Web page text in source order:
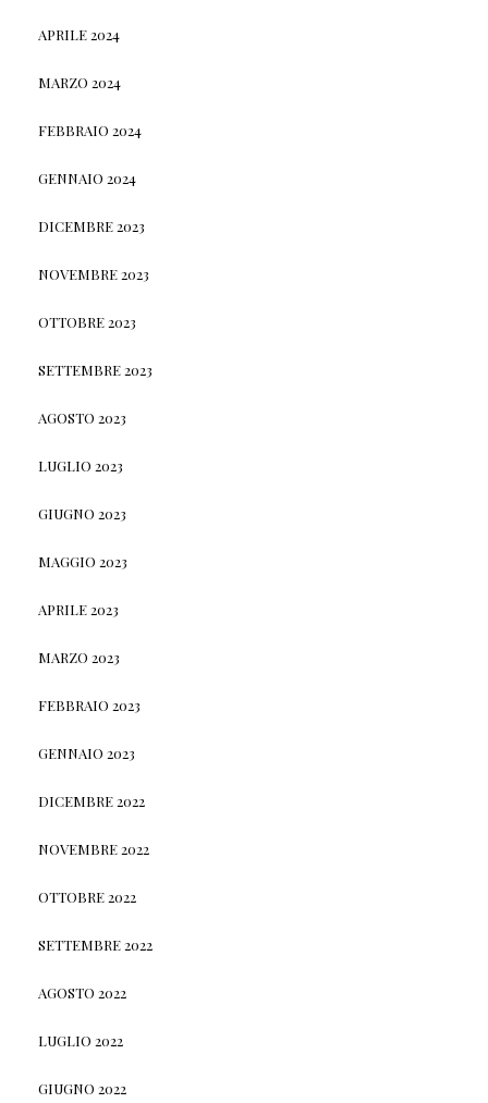
APRILE 2024
MARZO 2024
FEBBRAIO 2024
GENNAIO 2024
DICEMBRE 2023
NOVEMBRE 2023
OTTOBRE 2023
SETTEMBRE 2023
AGOSTO 2023
LUGLIO 2023
GIUGNO 2023
MAGGIO 2023
APRILE 2023
MARZO 2023
FEBBRAIO 2023
GENNAIO 2023
DICEMBRE 2022
NOVEMBRE 2022
OTTOBRE 2022
SETTEMBRE 2022
AGOSTO 2022
LUGLIO 2022
GIUGNO 2022